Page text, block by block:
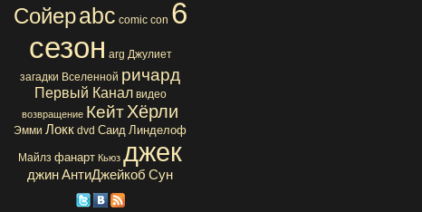
Сойерabc comic con 6
сезон arg Джулиет
загадки Вселенной ричард
Первый Канал видео
возвращение КейтХёрли
Эмми Локк dvd Саид Линделоф
Майлз фанарт Кьюз джек
джинАнтиДжейкоб Сун